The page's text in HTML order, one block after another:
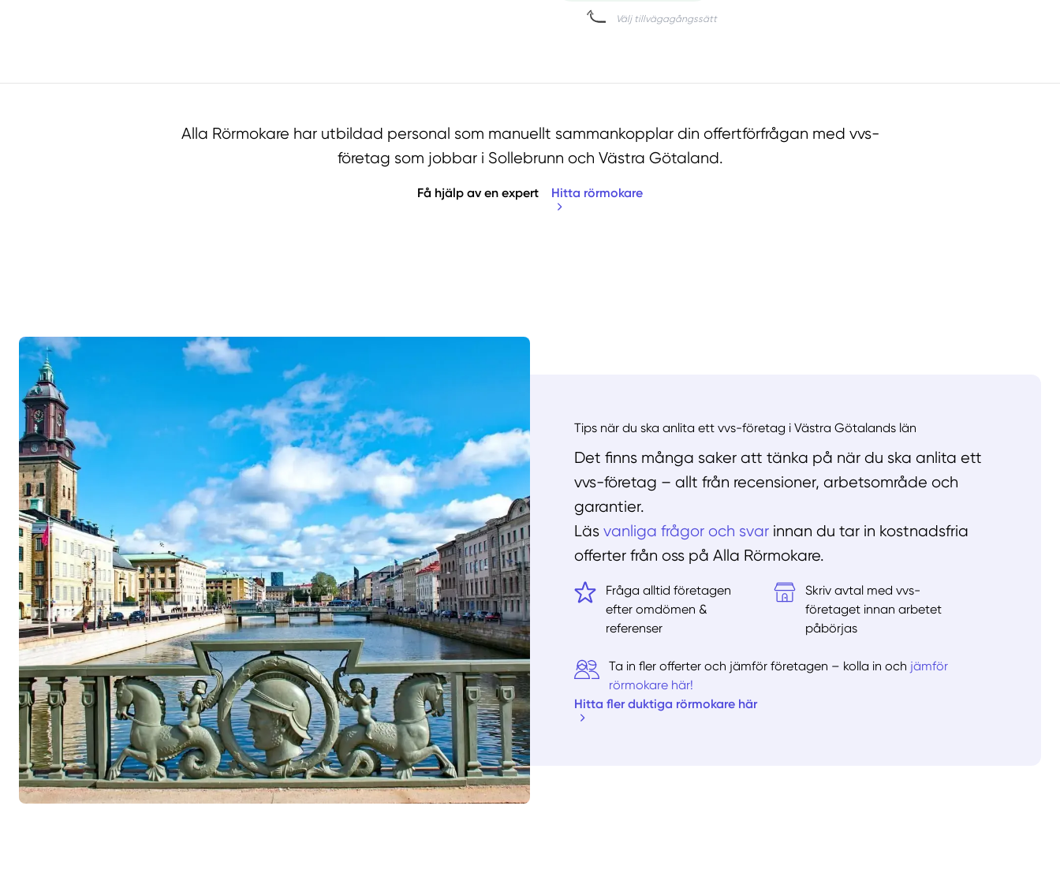
Alla Rörmokare har utbildad personal som manuellt sammankopplar din offertförfrågan med vvs-
företag som jobbar i Sollebrunn och Västra Götaland.
Få hjälp av en expert Hitta rörmokare
Tips när du ska anlita ett vvs-företag i Västra Götalands län
Det finns många saker att tänka på när du ska anlita ett
vvs-företag – allt från recensioner, arbetsområde och
garantier.
Läs vanliga frågor och svar innan du tar in kostnadsfria
offerter från oss på Alla Rörmokare.
Fråga alltid företagen
efter omdömen &
referenser
Skriv avtal med vvs-
företaget innan arbetet
påbörjas
Ta in fler offerter och jämför företagen – kolla in och jämför
rörmokare här!
Hitta fler duktiga rörmokare här